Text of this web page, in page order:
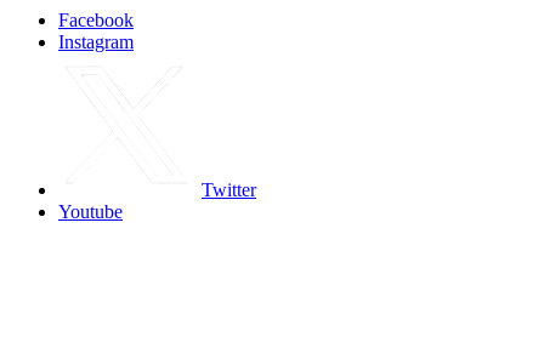
Facebook
Instagram
Twitter
Youtube